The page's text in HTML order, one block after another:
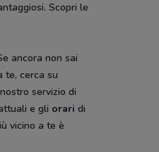
Scopri le
ancora non sai
te, cerca su
servizio di
e gli orari di
vicino a te è